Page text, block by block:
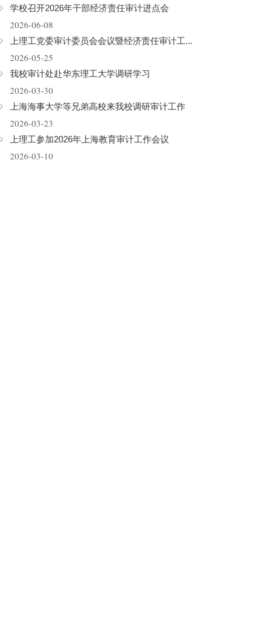
学校召开2026年干部经济责任审计进点会
2026-06-08
上理工党委审计委员会会议暨经济责任审计工...
2026-05-25
我校审计处赴华东理工大学调研学习
2026-03-30
上海海事大学等兄弟高校来我校调研审计工作
2026-03-23
上理工参加2026年上海教育审计工作会议
2026-03-10